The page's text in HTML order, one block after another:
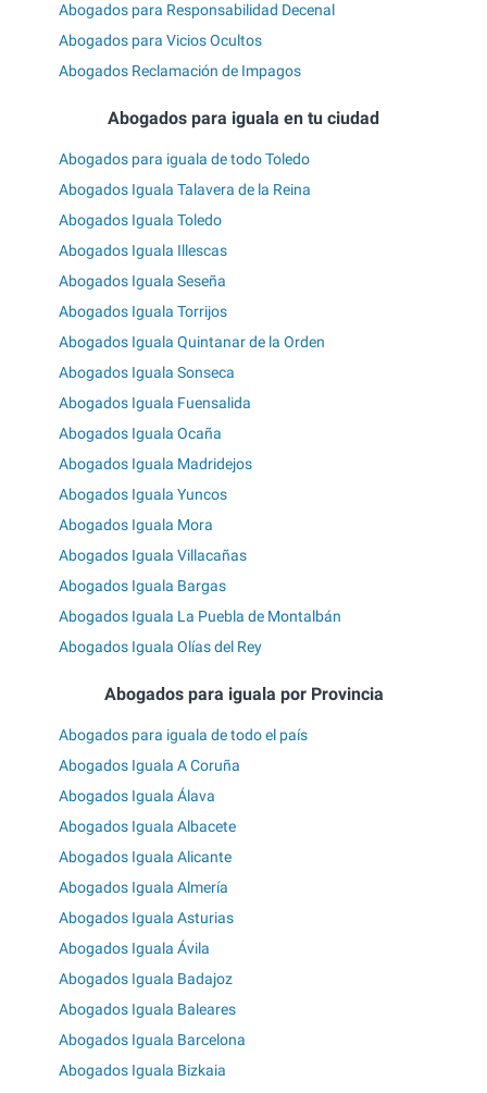
Abogados para Responsabilidad Decenal
Abogados para Vicios Ocultos
Abogados Reclamación de Impagos
Abogados para iguala en tu ciudad
Abogados para iguala de todo Toledo
Abogados Iguala Talavera de la Reina
Abogados Iguala Toledo
Abogados Iguala Illescas
Abogados Iguala Seseña
Abogados Iguala Torrijos
Abogados Iguala Quintanar de la Orden
Abogados Iguala Sonseca
Abogados Iguala Fuensalida
Abogados Iguala Ocaña
Abogados Iguala Madridejos
Abogados Iguala Yuncos
Abogados Iguala Mora
Abogados Iguala Villacañas
Abogados Iguala Bargas
Abogados Iguala La Puebla de Montalbán
Abogados Iguala Olías del Rey
Abogados para iguala por Provincia
Abogados para iguala de todo el país
Abogados Iguala A Coruña
Abogados Iguala Álava
Abogados Iguala Albacete
Abogados Iguala Alicante
Abogados Iguala Almería
Abogados Iguala Asturias
Abogados Iguala Ávila
Abogados Iguala Badajoz
Abogados Iguala Baleares
Abogados Iguala Barcelona
Abogados Iguala Bizkaia